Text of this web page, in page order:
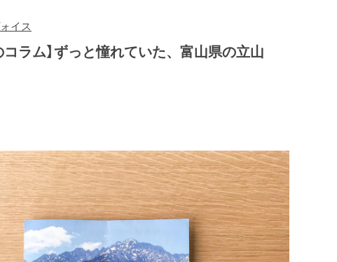
イス
コラム】ずっと憧れていた、富山県の立山